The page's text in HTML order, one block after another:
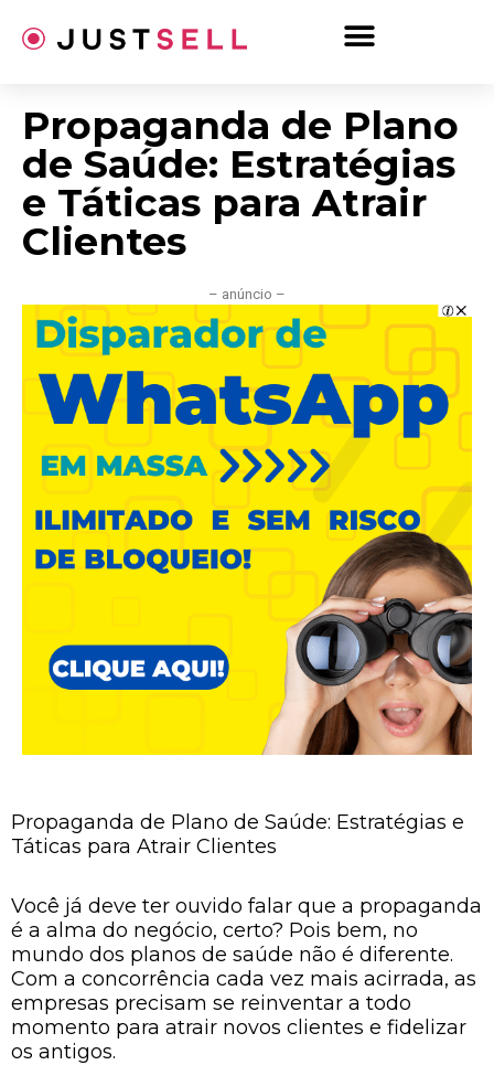
para
Propaganda de Plano
de Saúde: Estratégias
e Táticas para Atrair
Clientes
– anúncio –
Propaganda de Plano de Saúde: Estratégias e
Táticas para Atrair Clientes
Você já deve ter ouvido falar que a propaganda
é a alma do negócio, certo? Pois bem, no
mundo dos planos de saúde não é diferente.
Com a concorrência cada vez mais acirrada, as
empresas precisam se reinventar a todo
momento para atrair novos clientes e fidelizar
os antigos.